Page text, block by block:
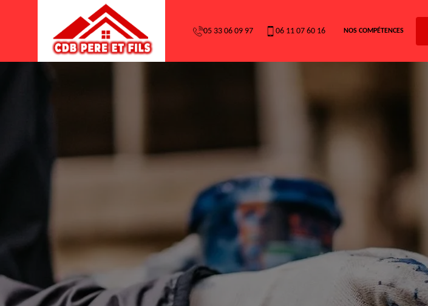
05 33 06 09 97 06 11 07 60 16 NOS COMPÉTENCES